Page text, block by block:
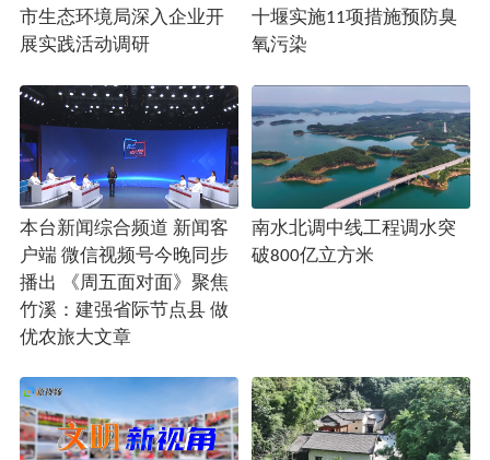
市生态环境局深入企业开
展实践活动调研
十堰实施11项措施预防臭
氧污染
本台新闻综合频道 新闻客
户端 微信视频号今晚同步
播出 《周五面对面》聚焦
竹溪：建强省际节点县 做
优农旅大文章
南水北调中线工程调水突
破800亿立方米